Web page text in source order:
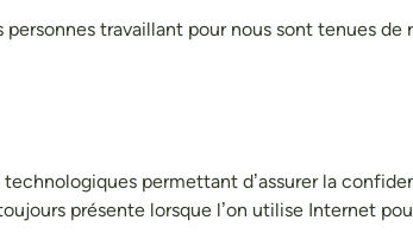
travaillant pour nous sont tenues de
permettant d’assurer la
présente lorsque l’on utilise Internet